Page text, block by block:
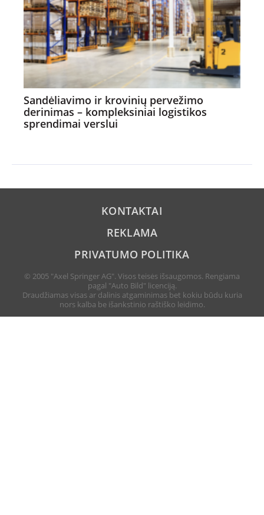
Sandėliavimo ir krovinių pervežimo
derinimas – kompleksiniai logistikos
sprendimai verslui
KONTAKTAI
REKLAMA
PRIVATUMO POLITIKA
© 2005 "Axel Springer AG". Visos teisės išsaugomos. Rengiama
pagal "Auto Bild" licenciją.
Draudžiamas visas ar dalinis atgaminimas bet kokiu būdu kuria
nors kalba be išankstinio raštiško leidimo.